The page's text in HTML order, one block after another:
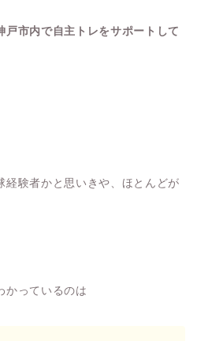
戸市内で自主トレをサポートして
経験者かと思いきや、ほとんどが
かっているのは